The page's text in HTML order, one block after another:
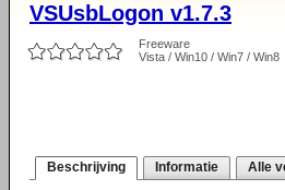
VSUsbLogon v1.7.3
Freeware
Vista / Win10 / Win7 / Win8
Beschrijving Informatie Alle